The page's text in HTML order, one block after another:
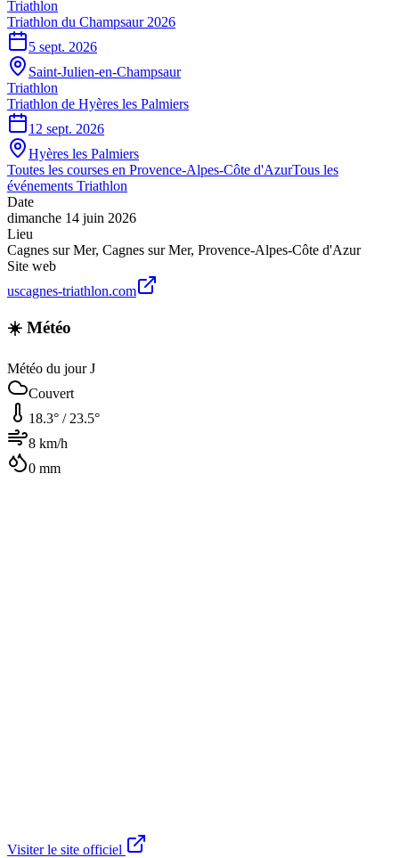
Triathlon
Triathlon du Champsaur 2026
5 sept. 2026
Saint-Julien-en-Champsaur
Triathlon
Triathlon de Hyères les Palmiers
12 sept. 2026
Hyères les Palmiers
Toutes les courses en Provence-Alpes-Côte d'AzurTous les
événements Triathlon
Date
dimanche 14 juin 2026
Lieu
Cagnes sur Mer, Cagnes sur Mer, Provence-Alpes-Côte d'Azur
Site web
uscagnes-triathlon.com
☀️ Météo
Météo du jour J
Couvert
18.3° / 23.5°
8 km/h
0 mm
Visiter le site officiel